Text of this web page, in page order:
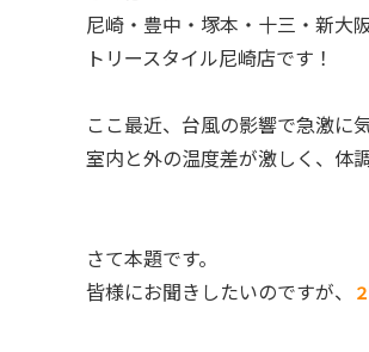
尼崎・豊中・塚本・十三・新大
トリースタイル尼崎店です！
ここ最近、台風の影響で急激に
室内と外の温度差が激しく、体
さて本題です。
皆様にお聞きしたいのですが、